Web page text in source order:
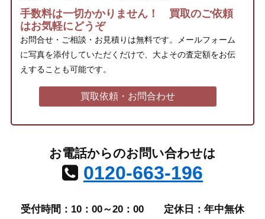
手数料は一切かかりません！ 買取のご依頼
はお気軽にどうぞ
お問合せ・ご相談・お見積りは無料です。メールフォーム
に写真を添付していただくだけで、大よその査定額をお伝
えすることも可能です。
買取依頼・お問合わせ
お電話からのお問い合わせは
0120-663-196
受付時間：10：00～20：00 定休日：年中無休